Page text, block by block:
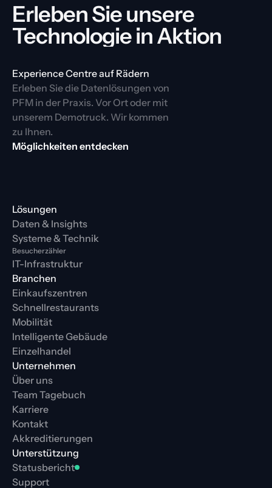
Erleben Sie unsere
Technologie in Aktion
Experience Centre auf Rädern
Erleben Sie die Datenlösungen von
PFM in der Praxis. Vor Ort oder mit
unserem Demotruck. Wir kommen
zu Ihnen.
Möglichkeiten entdecken
Lösungen
Daten & Insights
Systeme & Technik
Besucherzähler
IT-Infrastruktur
Branchen
Einkaufszentren
Schnellrestaurants
Mobilität
Intelligente Gebäude
Einzelhandel
Unternehmen
Über uns
Team Tagebuch
Karriere
Kontakt
Akkreditierungen
Unterstützung
Statusbericht
Support